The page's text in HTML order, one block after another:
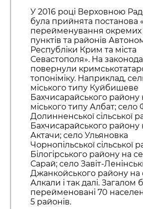
У 2016 році Верховною
була прийнята постанова
перейменування окремих
пунктів та районів
Республіки Крим та міста
Севастополя». На
повернули
топоніміку. Наприклад,
міського типу Куйбишеве
Бахчисарайського
міського типу Албат;
Долинненської сільської
Бахчисарайського району
Актачи; село Ульяновка
Чорнопільської сільської
Білогірського району на
Сарай; село Завіт-
Джанкойського району на
Алкали і так далі. Загалом
перейменовані 70
5 районів.